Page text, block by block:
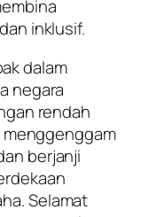
inklusif.
dalam
negara
rendah
menggenggam
berjanji
Selamat